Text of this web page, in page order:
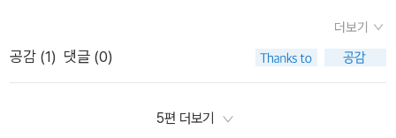
며 너무도 덧없고 미미한 인간의 역량 한계 때문에 이 모든 심각
한 이슈가 그저 먼나라 이야기로만 들리는 부조리를 지적하기
도 길기 때문입니다. 그처럼 긴 시간의 단위라면 사실 무슨 사건
어낸 저자 권재술의 스토리텔링 능력이 놀랍기만 하다. 정말 다양
한 과학 이야기가 재미와 흥미로 차서 넘치는 종합 선물 세트 같
은 책이다. '특별한 서재로부터 도서를 제공받았습니다.'
길고 작아지는 효과를 도플러 효과라 한다. 이는 공간의 팽창으로
설명할 수 있는데, 빛의 파장도 공간의 팽창과 함께 길어질 수밖
한 이는 에드윈 허블이었다. 물리학자들이 포기할 수 없는 하나의
한 원인을 밝히는 것이 가능하고, 원인이 결과를 낳기 때문에 현
재를 기반으로 미래를 예측하는 것이다. 해서 때로는 현재를 기반
은 변화에 대한 관념이고, 변화를 기술하기 위한 가상적 개념일
더보기
공감 (1) 댓글 (0)
5편 더보기